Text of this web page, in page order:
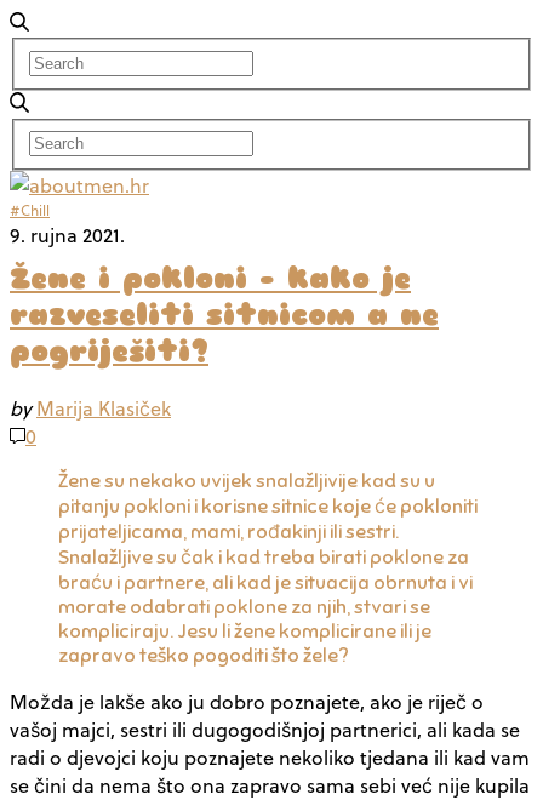
#Chill
9. rujna 2021.
Žene i pokloni – kako je
razveseliti sitnicom a ne
pogriješiti?
by Marija Klasiček
0
Žene su nekako uvijek snalažljivije kad su u
pitanju pokloni i korisne sitnice koje će pokloniti
prijateljicama, mami, rođakinji ili sestri.
Snalažljive su čak i kad treba birati poklone za
braću i partnere, ali kad je situacija obrnuta i vi
morate odabrati poklone za njih, stvari se
kompliciraju. Jesu li žene komplicirane ili je
zapravo teško pogoditi što žele?
Možda je lakše ako ju dobro poznajete, ako je riječ o
vašoj majci, sestri ili dugogodišnjoj partnerici, ali kada se
radi o djevojci koju poznajete nekoliko tjedana ili kad vam
se čini da nema što ona zapravo sama sebi već nije kupila